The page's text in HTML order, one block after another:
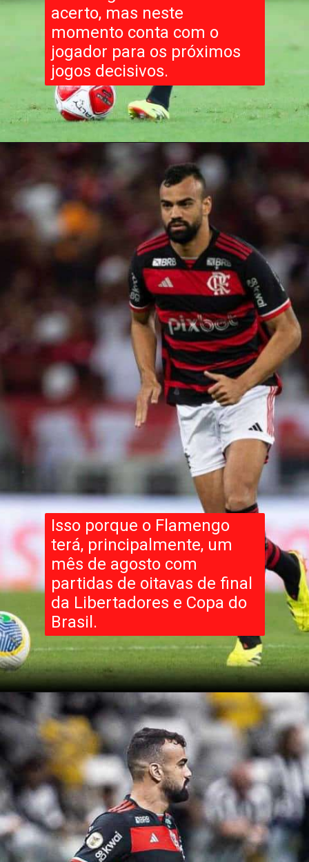
acerto, mas neste
momento conta com o
jogador para os próximos
jogos decisivos.
Isso porque o Flamengo
terá, principalmente, um
mês de agosto com
partidas de oitavas de final
da Libertadores e Copa do
Brasil.